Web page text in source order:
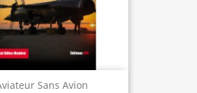
Sans Avion